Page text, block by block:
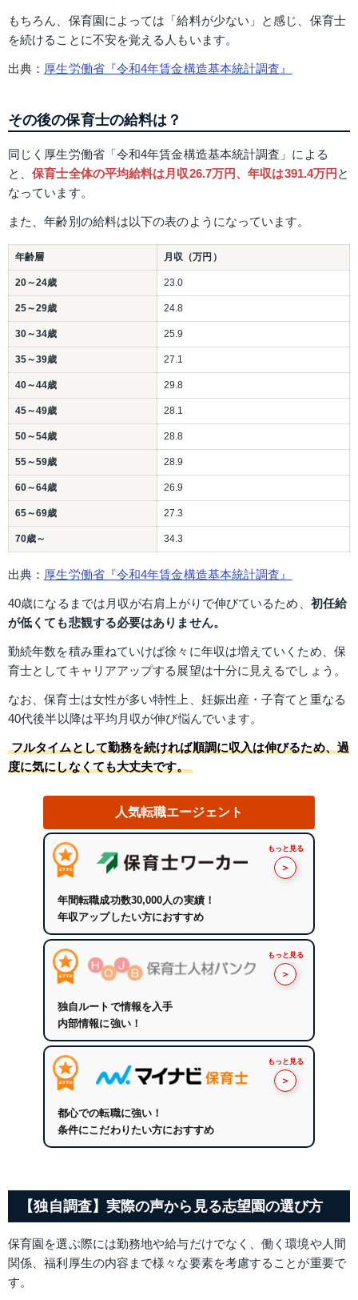
もちろん、保育園によっては「給料が少ない」と感じ、保育士
を続けることに不安を覚える人もいます。
出典： 厚生労働省『令和4年賃金構造基本統計調査』
その後の保育士の給料は？
同じく厚生労働省「令和4年賃金構造基本統計調査」による
と、保育士全体の平均給料は月収26.7万円、年収は391.4万円 と
なっています。
また、年齢別の給料は以下の表のようになっています。
年齢層 月収（万円）
20～24歳 23.0
25～29歳 24.8
30～34歳 25.9
35～39歳 27.1
40～44歳 29.8
45～49歳 28.1
50～54歳 28.8
55～59歳 28.9
60～64歳 26.9
65～69歳 27.3
70歳～ 34.3
出典： 厚生労働省『令和4年賃金構造基本統計調査』
40歳になるまでは月収が右肩上がりで伸びているため、 初任給
が低くても悲観する必要はありません。
勤続年数を積み重ねていけば徐々に年収は増えていくため、保
育士としてキャリアアップする展望は十分に見えるでしょう。
なお、保育士は女性が多い特性上、妊娠出産・子育てと重なる
40代後半以降は平均月収が伸び悩んでいます。
フルタイムとして勤務を続ければ順調に収入は伸びるため、過
度に気にしなくても大丈夫です。
人気転職エージェント
もっと見る
＞
年間転職成功数30,000人の実績！
年収アップしたい方におすすめ
もっと見る
＞
独自ルートで情報を入手
内部情報に強い！
もっと見る
＞
都心での転職に強い！
条件にこだわりたい方におすすめ
【独自調査】実際の声から見る志望園の選び方
保育園を選ぶ際には勤務地や給与だけでなく、働く環境や人間
関係、福利厚生の内容まで様々な要素を考慮することが重要で
す。